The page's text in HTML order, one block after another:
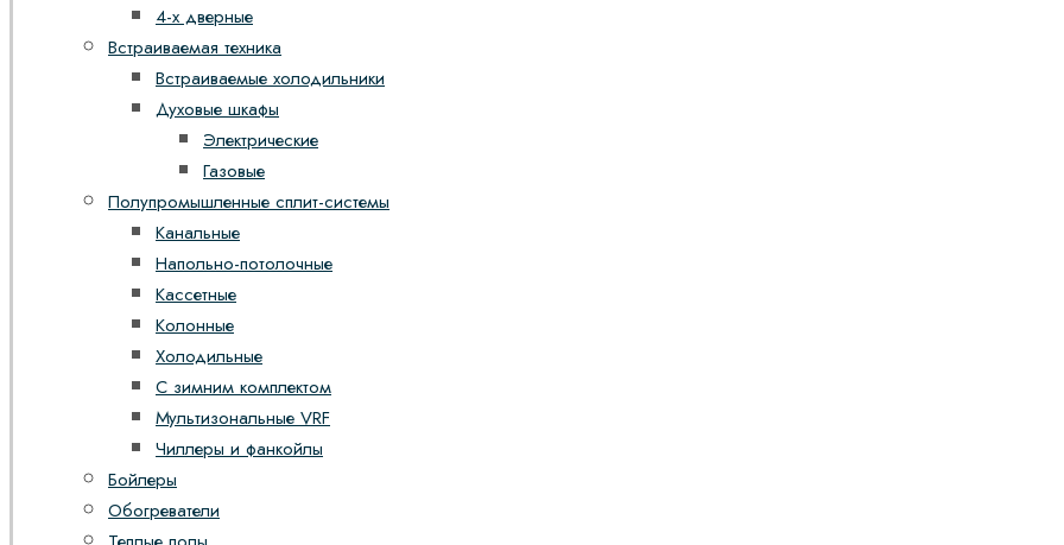
4-х дверные
Встраиваемая техника
Встраиваемые холодильники
Духовые шкафы
Электрические
Газовые
Полупромышленные сплит-системы
Канальные
Напольно-потолочные
Кассетные
Колонные
Холодильные
С зимним комплектом
Мультизональные VRF
Чиллеры и фанкойлы
Бойлеры
Обогреватели